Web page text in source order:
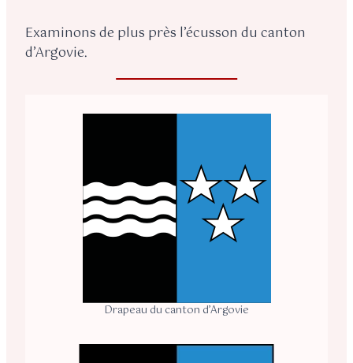
Examinons de plus près l’écusson du canton
d’Argovie.
Drapeau du canton d’Argovie